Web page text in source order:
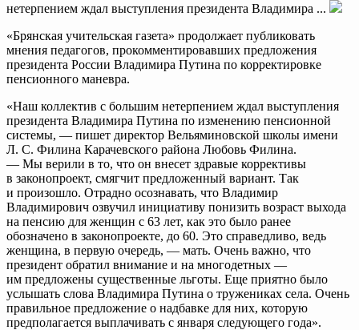
нетерпением ждал выступления президента Владимира ...
«Брянская учительская газета» продолжает публиковать
мнения педагогов, прокомментировавших предложения
президента России Владимира Путина по корректировке
пенсионного маневра.
«Наш коллектив с большим нетерпением ждал выступления
президента Владимира Путина по изменению пенсионной
системы, — пишет директор Вельяминовской школы имени
Л. С. Филина Карачевского района Любовь Филина.
— Мы верили в то, что он внесет здравые коррективы
в законопроект, смягчит предложенный вариант. Так
и произошло. Отрадно осознавать, что Владимир
Владимирович озвучил инициативу понизить возраст выхода
на пенсию для женщин с 63 лет, как это было ранее
обозначено в законопроекте, до 60. Это справедливо, ведь
женщина, в первую очередь, — мать. Очень важно, что
президент обратил внимание и на многодетных —
им предложены существенные льготы. Еще приятно было
услышать слова Владимира Путина о тружениках села. Очень
правильное предложение о надбавке для них, которую
предполагается выплачивать с января следующего года».